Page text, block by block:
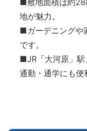
■敷地面積は約
地が魅力。
■ガーデニングや
です。
■JR「大河原」駅
通勤・通学にも便